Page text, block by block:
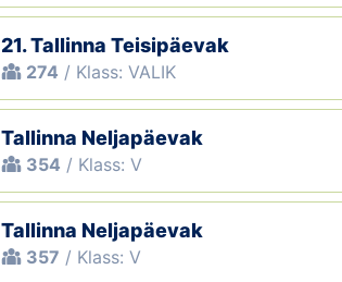
21. Tallinna Teisipäevak
274 / Klass: VALIK
Tallinna Neljapäevak
354 / Klass: V
Tallinna Neljapäevak
357 / Klass: V